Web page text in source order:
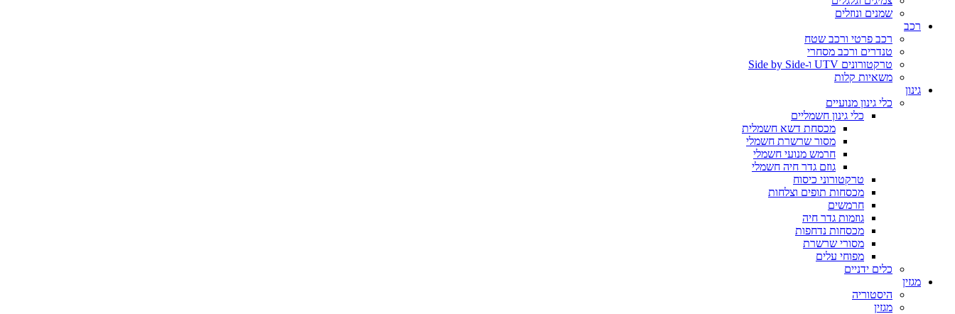
שמנים ונוזלים
רכב
רכב פרטי ורכב שטח
טנדרים ורכב מסחרי
טרקטורונים UTV ו-Side by Side
משאיות קלות
גינון
כלי גינון מנועיים
כלי גינון חשמליים
מכסחת דשא חשמלית
מסור שרשרת חשמלי
חרמש מנועי חשמלי
גוזם גדר חיה חשמלי
טרקטורוני כיסוח
מכסחות תופים וצלחות
חרמשים
גוזמות גדר חיה
מכסחות נדחפות
מסורי שרשרת
מפוחי עלים
כלים ידניים
מגזין
היסטוריה
מגזין